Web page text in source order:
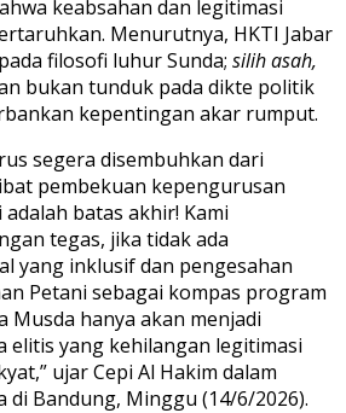
keabsahan dan legitimasi
Menurutnya, HKTI Jabar
filosofi luhur Sunda; silih asah,
bukan tunduk pada dikte politik
kepentingan akar rumput.
segera disembuhkan dari
pembekuan kepengurusan
batas akhir! Kami
tegas, jika tidak ada
yang inklusif dan pengesahan
Petani sebagai kompas program
Musda hanya akan menjadi
elitis yang kehilangan legitimasi
ujar Cepi Al Hakim dalam
di Bandung, Minggu (14/6/2026).